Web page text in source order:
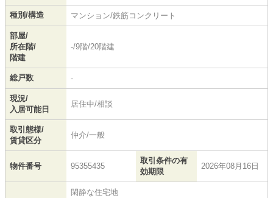
種別/構造 マンション/鉄筋コンクリート
部屋/
所在階/
階建
-/9階/20階建
総戸数 -
現況/
入居可能日
居住中/相談
取引態様/
賃貸区分
仲介/一般
物件番号 95355435
取引条件の有
効期限
2026年08月16日
閑静な住宅地